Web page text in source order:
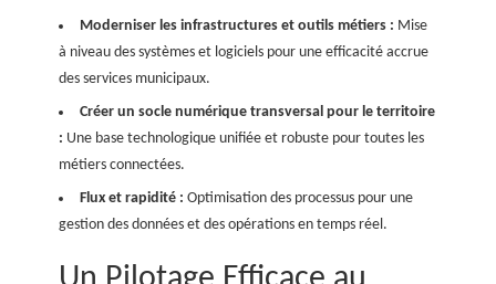
Moderniser les infrastructures et outils métiers : Mise
à niveau des systèmes et logiciels pour une efficacité accrue
des services municipaux.
Créer un socle numérique transversal pour le territoire
: Une base technologique unifiée et robuste pour toutes les
métiers connectées.
Flux et rapidité : Optimisation des processus pour une
gestion des données et des opérations en temps réel.